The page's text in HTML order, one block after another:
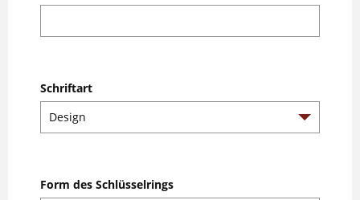
Schriftart
Form des Schlüsselrings